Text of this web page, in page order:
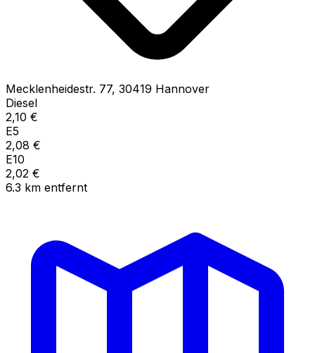
Mecklenheidestr. 77, 30419 Hannover
Diesel
2,10 €
E5
2,08 €
E10
2,02 €
6.3 km entfernt